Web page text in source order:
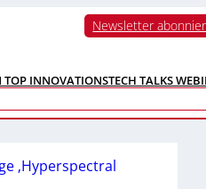
Newsletter
TOP INNOVATIONSTECH TALKS
‚Hyperspectral